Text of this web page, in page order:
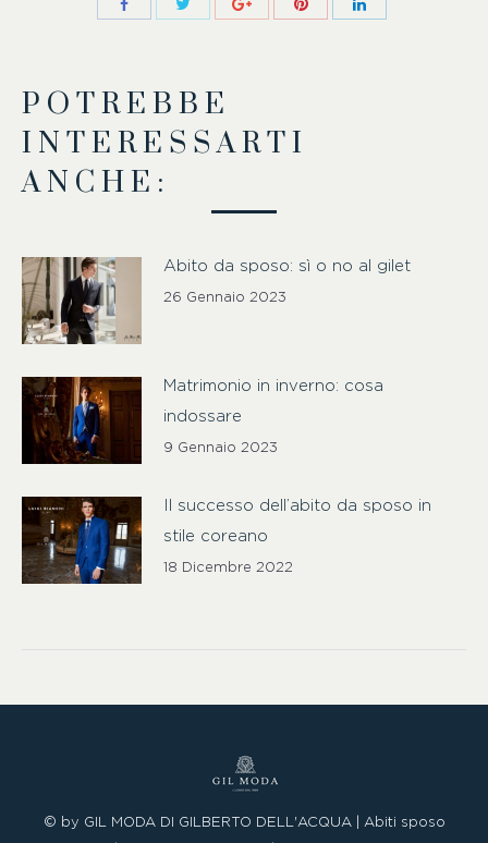
POTREBBE
INTERESSARTI
ANCHE:
Abito da sposo: sì o no al gilet
26 Gennaio 2023
Matrimonio in inverno: cosa
indossare
9 Gennaio 2023
Il successo dell’abito da sposo in
stile coreano
18 Dicembre 2022
© by GIL MODA DI GILBERTO DELL'ACQUA | Abiti sposo